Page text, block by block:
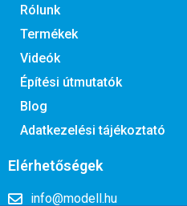
Rólunk
Termékek
Videók
Építési útmutatók
Blog
Adatkezelési tájékoztató
Elérhetőségek
info@modell.hu